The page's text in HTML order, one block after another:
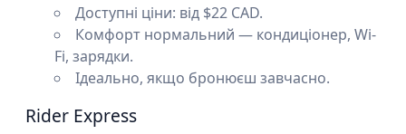
Доступні ціни: від $22 CAD.
Комфорт нормальний — кондиціонер, Wi-
Fi, зарядки.
Ідеально, якщо бронюєш завчасно.
Rider Express